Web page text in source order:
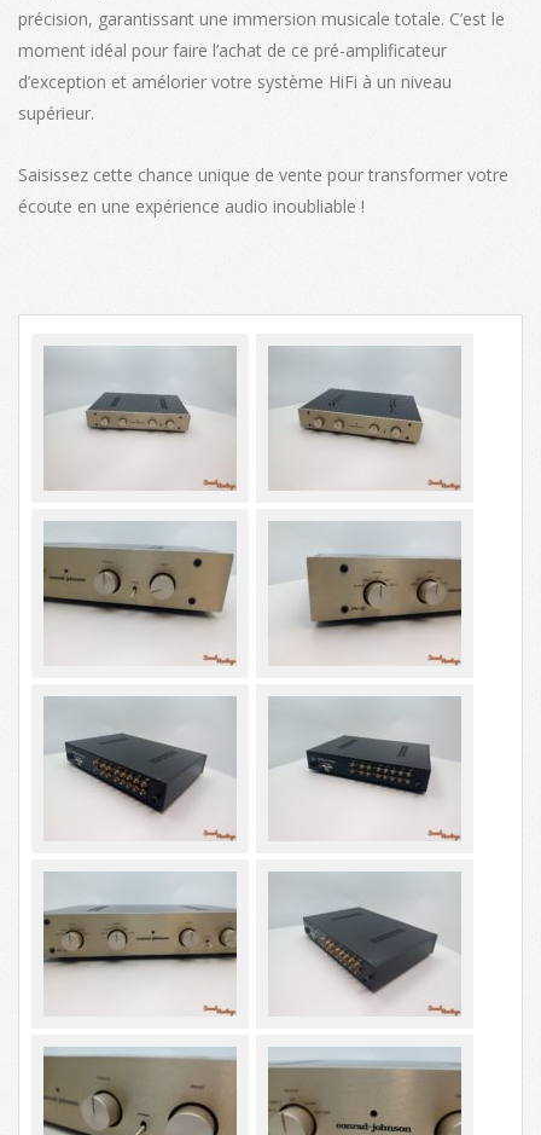
précision, garantissant une immersion musicale totale. C’est le
moment idéal pour faire l’achat de ce pré-amplificateur
d’exception et amélorier votre système HiFi à un niveau
supérieur.
Saisissez cette chance unique de vente pour transformer votre
écoute en une expérience audio inoubliable !